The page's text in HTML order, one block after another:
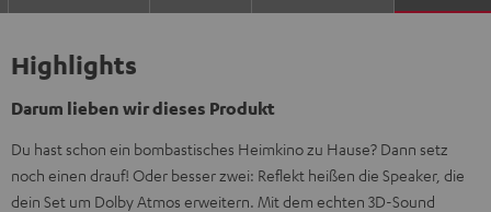
Highlights
Darum lieben wir dieses Produkt
Du hast schon ein bombastisches Heimkino zu Hause? Dann setz
noch einen drauf! Oder besser zwei: Reflekt heißen die Speaker, die
dein Set um Dolby Atmos erweitern. Mit dem echten 3D-Sound